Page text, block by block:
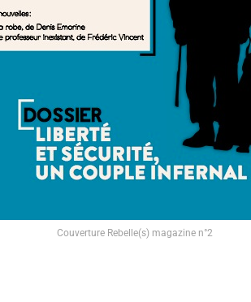
Couverture Rebelle(s) magazine n°2